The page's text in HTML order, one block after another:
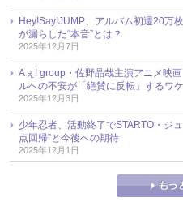
Hey!Say!JUMP、アルバム初週20万
が漏らした“本音”とは？
2025年12月7日
Aぇ! group・佐野晶哉主演アニメ映
ルへの不安が「絶賛に反転」するワケ
2025年12月3日
少年忍者、活動終了でSTARTO・ジ
点回帰”と今後への期待
2025年12月1日